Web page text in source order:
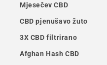
Mjesečev CBD
CBD pjenušavo žuto
3X CBD filtrirano
Afghan Hash CBD